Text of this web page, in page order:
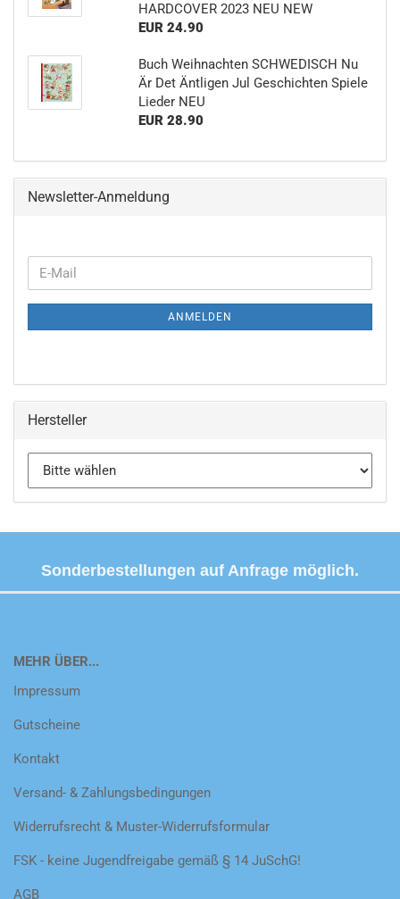
HARDCOVER 2023 NEU NEW
EUR 24.90
Buch Weihnachten SCHWEDISCH Nu
Är Det Äntligen Jul Geschichten Spiele
Lieder NEU
EUR 28.90
Newsletter-Anmeldung
WEITER
ZUR
NEWSLETTER-
E-
Mail
ANMELDEN
Hersteller
Sonderbestellungen auf Anfrage möglich.
MEHR ÜBER...
Impressum
Gutscheine
Kontakt
Versand- & Zahlungsbedingungen
Widerrufsrecht & Muster-Widerrufsformular
FSK - keine Jugendfreigabe gemäß § 14 JuSchG!
AGB